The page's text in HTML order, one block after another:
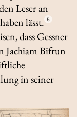
Leser an
lässt. 5
dass Gessner
Jachiam Bifrun
in seiner